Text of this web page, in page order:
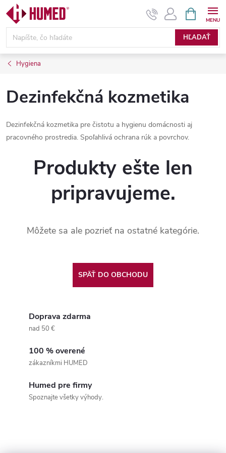
Prejsť
obsah
HĽADAŤ
KOŠÍK
Hygiena
Dezinfekčná kozmetika
Dezinfekčná kozmetika pre čistotu a hygienu domácnosti aj
pracovného prostredia. Spoľahlivá ochrana rúk a povrchov.
Produkty ešte len
pripravujeme.
Môžete sa ale pozrieť na ostatné kategórie.
SPÄŤ DO OBCHODU
Doprava zdarma
nad 50 €
100 % overené
zákazníkmi HUMED
Humed pre firmy
Spoznajte všetky výhody.